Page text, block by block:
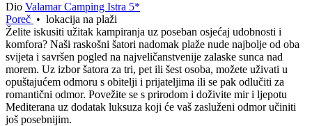
Dio Valamar Camping Istra 5*
Poreč • lokacija na plaži
Želite iskusiti užitak kampiranja uz poseban osjećaj udobnosti i
komfora? Naši raskošni šatori nadomak plaže nude najbolje od oba
svijeta i savršen pogled na najveličanstvenije zalaske sunca nad
morem. Uz izbor šatora za tri, pet ili šest osoba, možete uživati u
opuštajućem odmoru s obitelji i prijateljima ili se pak odlučiti za
romantični odmor. Povežite se s prirodom i doživite mir i ljepotu
Mediterana uz dodatak luksuza koji će vaš zasluženi odmor učiniti
još posebnijim.